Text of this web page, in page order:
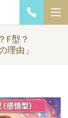
F型？
理由」